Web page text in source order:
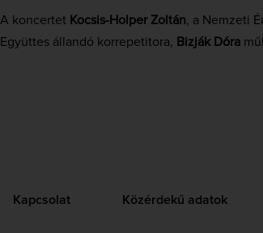
A koncertet Kocsis-Holper Zoltán, a Nemzeti
Együttes állandó korrepetitora, Bizják Dóra
Kapcsolat Közérdekű adatok